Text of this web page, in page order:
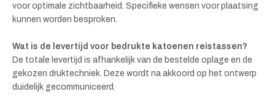
voor optimale zichtbaarheid. Specifieke wensen voor plaatsing
kunnen worden besproken.
Wat is de levertijd voor bedrukte katoenen reistassen?
De totale levertijd is afhankelijk van de bestelde oplage en de
gekozen druktechniek. Deze wordt na akkoord op het ontwerp
duidelijk gecommuniceerd.